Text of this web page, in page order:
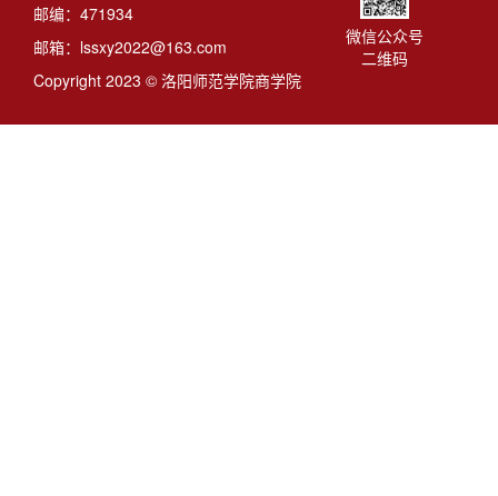
邮编：471934
邮箱：lssxy2022@163.com
Copyright 2023 © 洛阳师范学院商学院
微信公众号
二维码